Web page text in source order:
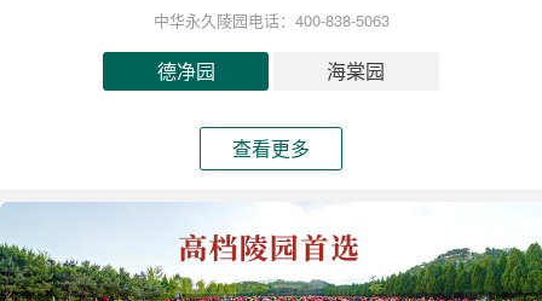
中华永久陵园电话：400-838-5063
德净园 海棠园
查看更多